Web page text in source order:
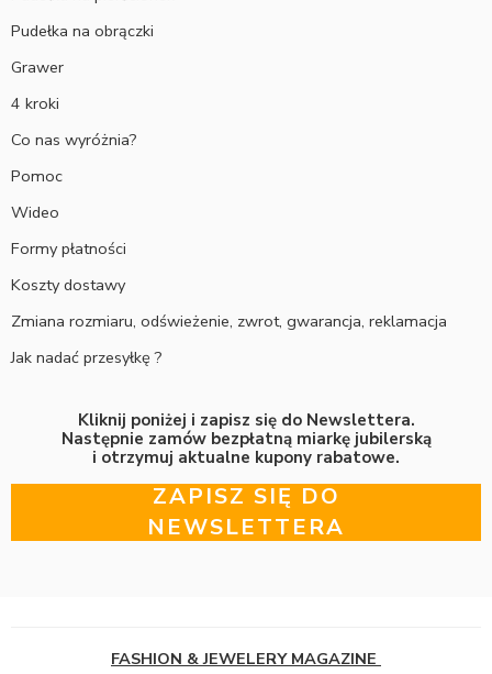
Pudełka na obrączki
Grawer
4 kroki
Co nas wyróżnia?
Pomoc
Wideo
Formy płatności
Koszty dostawy
Zmiana rozmiaru, odświeżenie, zwrot, gwarancja, reklamacja
Jak nadać przesyłkę ?
Kliknij poniżej i zapisz się do Newslettera.
Następnie zamów bezpłatną miarkę jubilerską
i otrzymuj aktualne kupony rabatowe.
ZAPISZ SIĘ DO
NEWSLETTERA
FASHION & JEWELERY MAGAZINE